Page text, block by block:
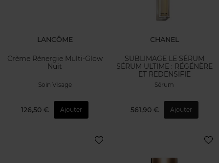
LANCÔME
Crème Rénergie Multi-Glow
Nuit
Soin VIsage
126,50 € Ajouter
CHANEL
SUBLIMAGE LE SÉRUM
SÉRUM ULTIME : RÉGÉNÈRE
ET REDENSIFIE
Sérum
561,90 € Ajouter